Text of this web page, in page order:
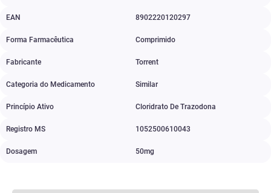
EAN 8902220120297
Forma Farmacêutica Comprimido
Fabricante Torrent
Categoria do Medicamento Similar
Princípio Ativo Cloridrato De Trazodona
Registro MS 1052500610043
Dosagem 50mg